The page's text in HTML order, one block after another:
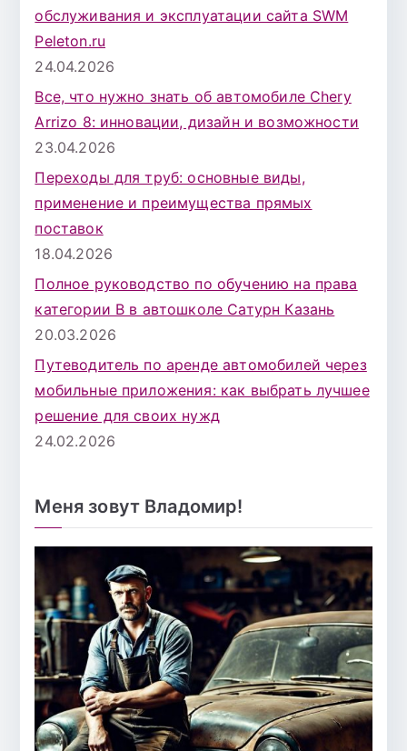
обслуживания и эксплуатации сайта SWM
Peleton.ru
24.04.2026
Все, что нужно знать об автомобиле Chery
Arrizo 8: инновации, дизайн и возможности
23.04.2026
Переходы для труб: основные виды,
применение и преимущества прямых
поставок
18.04.2026
Полное руководство по обучению на права
категории B в автошколе Сатурн Казань
20.03.2026
Путеводитель по аренде автомобилей через
мобильные приложения: как выбрать лучшее
решение для своих нужд
24.02.2026
Меня зовут Владомир!